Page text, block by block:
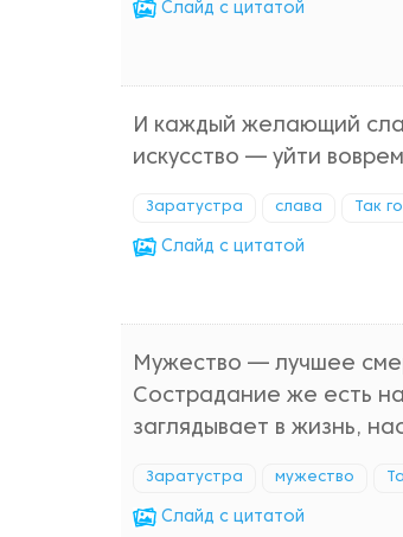
Cлайд с цитатой
И каждый желающий
искусство — уйти
Заратустра слава Так
Cлайд с цитатой
Мужество — лучшее
Сострадание же есть
заглядывает в жизнь,
Заратустра мужество
Cлайд с цитатой